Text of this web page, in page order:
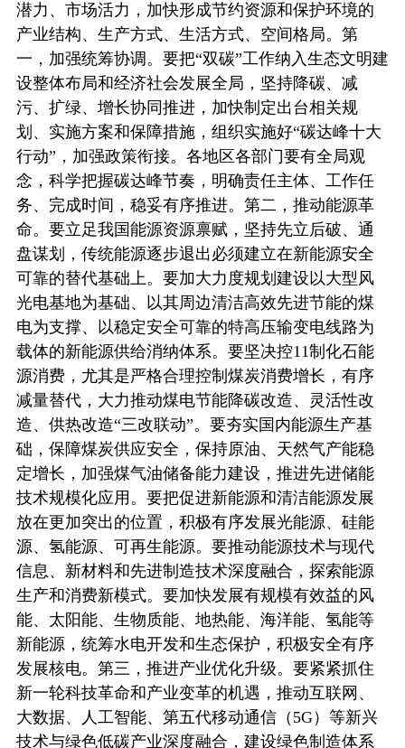
潜力、市场活力，加快形成节约资源和保护环境的
产业结构、生产方式、生活方式、空间格局。第
一，加强统筹协调。要把“双碳”工作纳入生态文明建
设整体布局和经济社会发展全局，坚持降碳、减
污、扩绿、增长协同推进，加快制定出台相关规
划、实施方案和保障措施，组织实施好“碳达峰十大
行动”，加强政策衔接。各地区各部门要有全局观
念，科学把握碳达峰节奏，明确责任主体、工作任
务、完成时间，稳妥有序推进。第二，推动能源革
命。要立足我国能源资源禀赋，坚持先立后破、通
盘谋划，传统能源逐步退出必须建立在新能源安全
可靠的替代基础上。要加大力度规划建设以大型风
光电基地为基础、以其周边清洁高效先进节能的煤
电为支撑、以稳定安全可靠的特高压输变电线路为
载体的新能源供给消纳体系。要坚决控11制化石能
源消费，尤其是严格合理控制煤炭消费增长，有序
减量替代，大力推动煤电节能降碳改造、灵活性改
造、供热改造“三改联动”。要夯实国内能源生产基
础，保障煤炭供应安全，保持原油、天然气产能稳
定增长，加强煤气油储备能力建设，推进先进储能
技术规模化应用。要把促进新能源和清洁能源发展
放在更加突出的位置，积极有序发展光能源、硅能
源、氢能源、可再生能源。要推动能源技术与现代
信息、新材料和先进制造技术深度融合，探索能源
生产和消费新模式。要加快发展有规模有效益的风
能、太阳能、生物质能、地热能、海洋能、氢能等
新能源，统筹水电开发和生态保护，积极安全有序
发展核电。第三，推进产业优化升级。要紧紧抓住
新一轮科技革命和产业变革的机遇，推动互联网、
大数据、人工智能、第五代移动通信（5G）等新兴
技术与绿色低碳产业深度融合，建设绿色制造体系